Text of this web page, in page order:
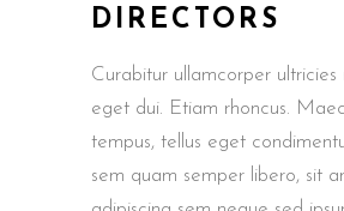
DIRECTORS
Curabitur ullamcorper ultricies
eget dui. Etiam rhoncus.
tempus, tellus eget
sem quam semper libero, sit